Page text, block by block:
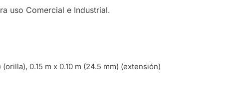
uso Comercial e Industrial.
0.15 m x 0.10 m (24.5 mm) (extensión)